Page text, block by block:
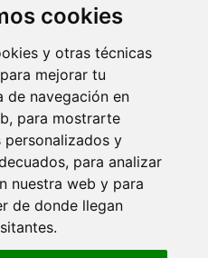
cookies
y otras técnicas
mejorar tu
de navegación en
para mostrarte
y
para analizar
nuestra web y para
de donde llegan
Foro
ACEPTADOS